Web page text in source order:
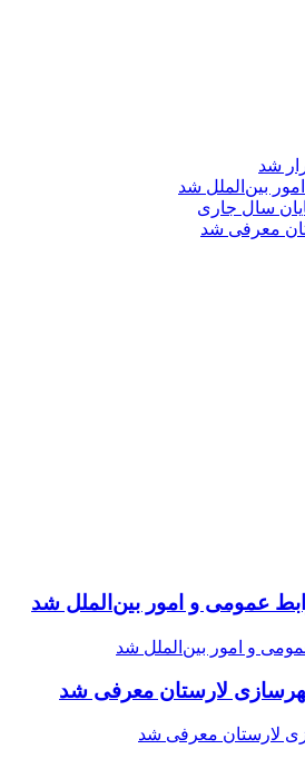
شد
بین‌الملل شد
سال جاری
معرفی شد
عمومی و امور بین‌الملل شد
لارستان معرفی شد